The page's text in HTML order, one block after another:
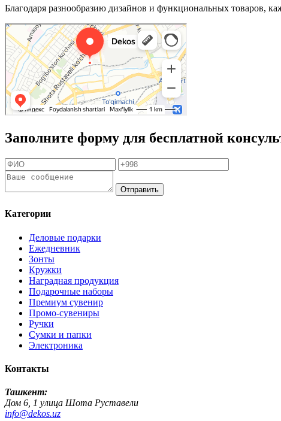
Благодаря разнообразию дизайнов и функциональных товаров,
Заполните форму для бесплатной
Отправить
Категории
Деловые подарки
Ежедневник
Зонты
Кружки
Наградная продукция
Подарочные наборы
Премиум сувенир
Промо-сувениры
Ручки
Сумки и папки
Электроника
Контакты
Ташкент:
Дом 6, 1 улица Шота Руставели
info@dekos.uz